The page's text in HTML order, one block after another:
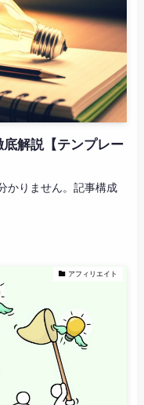
解説【テンプレー
かりません。記事構成
アフィリエイト